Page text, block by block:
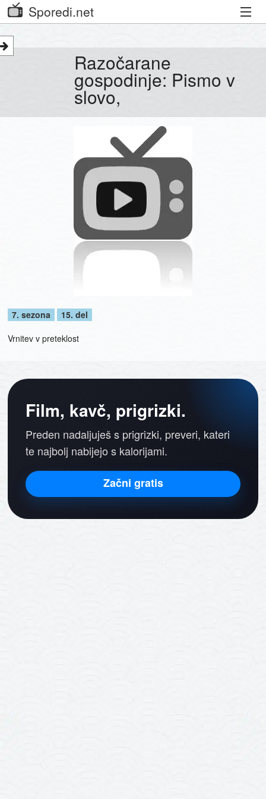
Sporedi.net
Priljubljeni kanali
Iskalnik
Razočarane
gospodinje: Pismo v
slovo,
7. sezona
15. del
Vrnitev v preteklost
Film, kavč, prigrizki.
Preden nadaljuješ s prigrizki, preveri, kateri
te najbolj nabijejo s kalorijami.
Začni gratis